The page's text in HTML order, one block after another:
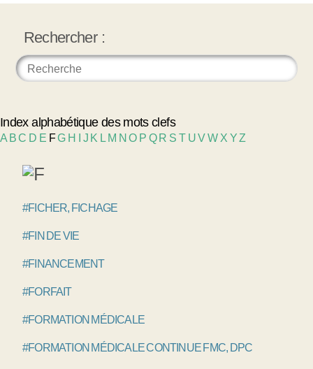
Rechercher :
Index alphabétique des mots clefs
A BC D E FG H J K L M NO P Q R S T UVW X YZ
#FICHER, FICHAGE
#FIN DE VIE
#FINANCEMENT
#FORFAIT
#FORMATION MÉDICALE
#FORMATION MÉDICALE CONTINUE FMC, DPC